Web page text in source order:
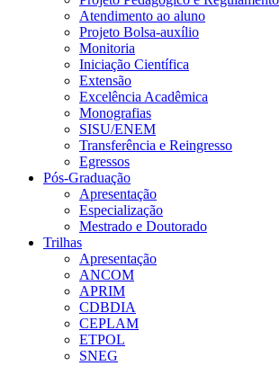
Atendimento ao aluno
Projeto Bolsa-auxílio
Monitoria
Iniciação Científica
Extensão
Excelência Acadêmica
Monografias
SISU/ENEM
Transferência e Reingresso
Egressos
Pós-Graduação
Apresentação
Especialização
Mestrado e Doutorado
Trilhas
Apresentação
ANCOM
APRIM
CDBDIA
CEPLAM
ETPOL
SNEG